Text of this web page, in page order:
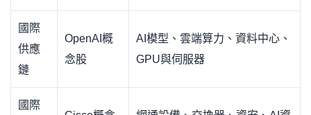
國際
供應
鏈
OpenAI概
念股
AI模型、雲端算力、資料中心、
GPU與伺服器
國際